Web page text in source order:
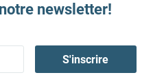
newsletter!
S'inscrire